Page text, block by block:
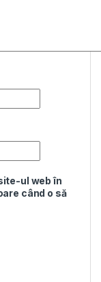
ul web în
când o să